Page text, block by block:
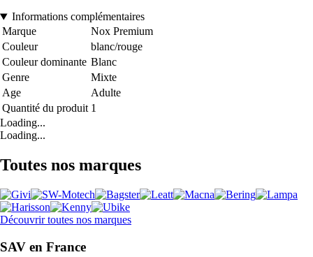
Informations complémentaires
Marque
Nox Premium
Couleur
blanc/rouge
Couleur dominante Blanc
Genre
Mixte
Age
Adulte
Quantité du produit 1
Loading...
Loading...
Toutes nos marques
Découvrir toutes nos marques
SAV en France